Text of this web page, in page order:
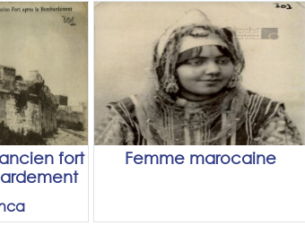
fort
Femme marocaine